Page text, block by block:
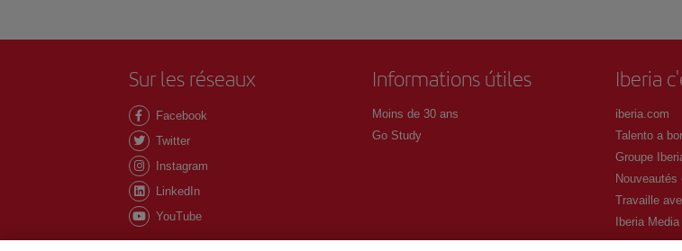
Sur les réseaux
Facebook
Twitter
Instagram
LinkedIn
YouTube
Informations útiles
Moins de 30 ans
Go Study
Iberia
iberia.com
Talento a
Groupe
Travaille
Iberia Media